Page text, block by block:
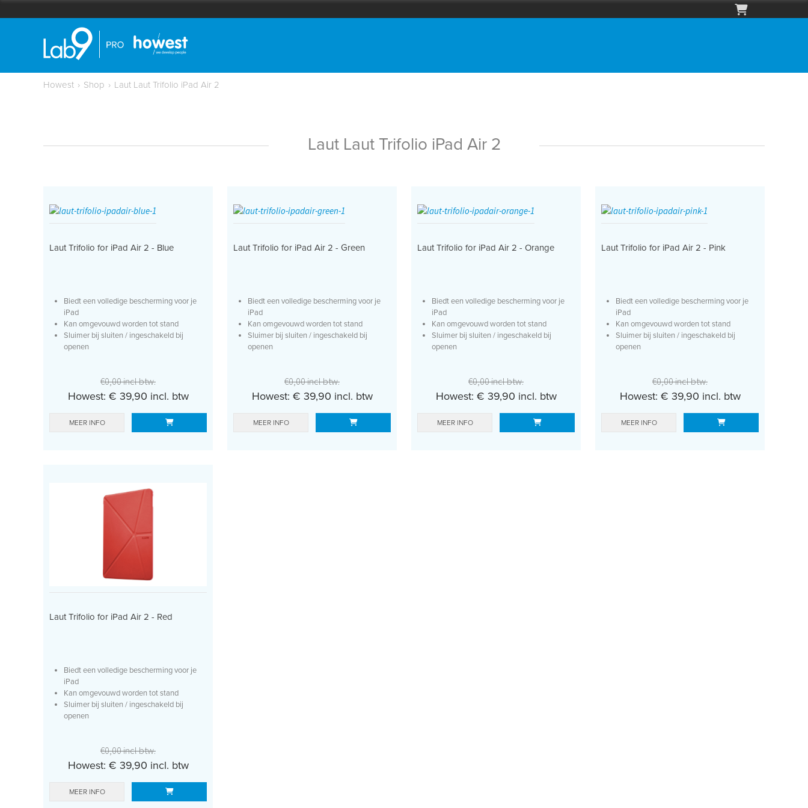
Howest › Shop › Laut Laut Trifolio iPad Air 2
Laut Laut Trifolio iPad Air 2
Laut Trifolio for iPad Air 2 - Blue
Biedt een volledige bescherming voor je
iPad
Kan omgevouwd worden tot stand
Sluimer bij sluiten / ingeschakeld bij
openen
€0,00 incl btw.
Howest: € 39,90 incl. btw
MEER INFO
Laut Trifolio for iPad Air 2 - Green
Biedt een volledige bescherming voor je
iPad
Kan omgevouwd worden tot stand
Sluimer bij sluiten / ingeschakeld bij
openen
€0,00 incl btw.
Howest: € 39,90 incl. btw
MEER INFO
Laut Trifolio for iPad Air 2 - Orange
Biedt een volledige bescherming voor je
iPad
Kan omgevouwd worden tot stand
Sluimer bij sluiten / ingeschakeld bij
openen
€0,00 incl btw.
Howest: € 39,90 incl. btw
MEER INFO
Laut Trifolio for iPad Air 2 - Pink
Biedt een volledige bescherming voor je
iPad
Kan omgevouwd worden tot stand
Sluimer bij sluiten / ingeschakeld bij
openen
€0,00 incl btw.
Howest: € 39,90 incl. btw
MEER INFO
Laut Trifolio for iPad Air 2 - Red
Biedt een volledige bescherming voor je
iPad
Kan omgevouwd worden tot stand
Sluimer bij sluiten / ingeschakeld bij
openen
€0,00 incl btw.
Howest: € 39,90 incl. btw
MEER INFO